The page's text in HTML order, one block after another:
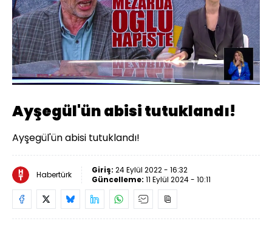
Sesi
Aç
480
Yüklendi:
27.85%
Oynatma
Hızı
Ayşegül'ün abisi tutuklandı!
Ayşegül'ün abisi tutuklandı!
Habertürk Giriş: 24 Eylül 2022 - 16:32
Güncelleme: 11 Eylül 2024 - 10:11